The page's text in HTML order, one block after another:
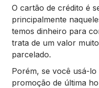
O cartão de crédito é
principalmente
temos dinheiro para
trata de um valor
parcelado.
Porém, se você usá-
promoção de última